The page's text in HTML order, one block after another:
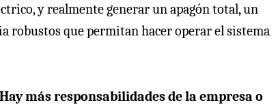
y realmente generar un apagón total, un
robustos que permitan hacer operar el sistema
más responsabilidades de la empresa o